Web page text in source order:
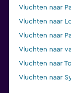
Vluchten naar
Vluchten naar
Vluchten naar
Vluchten naar
Vluchten naar
Vluchten naar